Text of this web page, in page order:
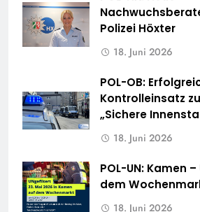
Polizei Höxter
18. Juni 2026
POL-OB:
Kontrolleinsatz
„Sichere
18. Juni 2026
POL-UN: Kamen
dem
18. Juni 2026